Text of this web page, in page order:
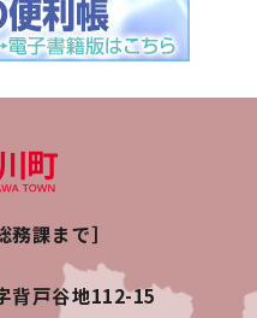
課まで］
背戸谷地112-15